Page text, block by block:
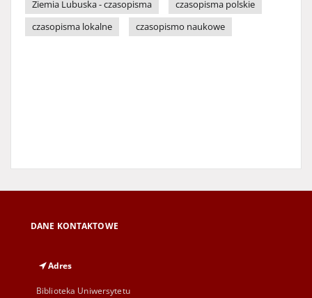
Ziemia Lubuska - czasopisma
czasopisma polskie
czasopisma lokalne
czasopismo naukowe
DANE KONTAKTOWE
Adres
Biblioteka Uniwersytetu